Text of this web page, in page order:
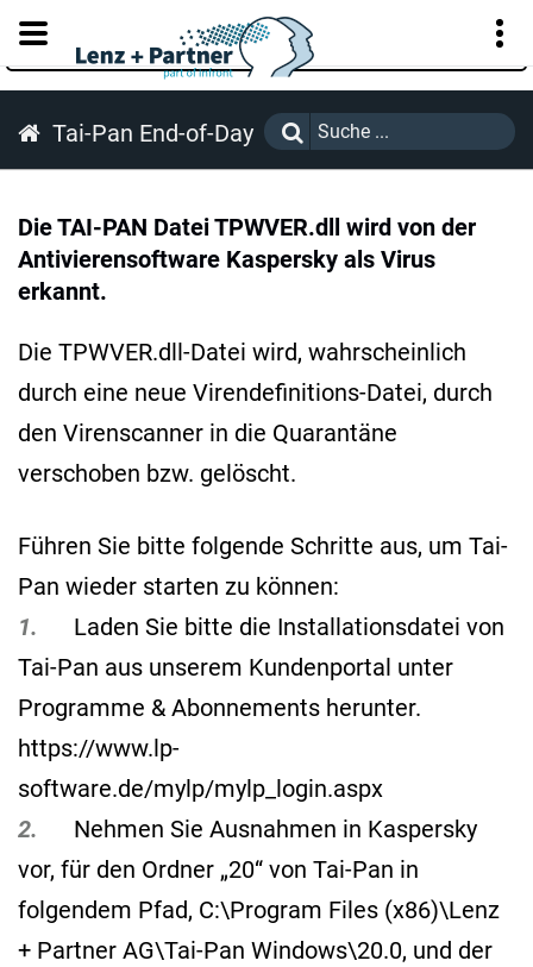
KUNDENPORTAL
Tai-Pan End-of-Day
Die TAI-PAN Datei TPWVER.dll wird von der
Antivierensoftware Kaspersky als Virus
erkannt.
Die TPWVER.dll-Datei wird, wahrscheinlich
durch eine neue Virendefinitions-Datei, durch
den Virenscanner in die Quarantäne
verschoben bzw. gelöscht.
Führen Sie bitte folgende Schritte aus, um Tai-
Pan wieder starten zu können:
1.
Laden Sie bitte die Installationsdatei von
Tai-Pan aus unserem Kundenportal unter
Programme & Abonnements herunter.
https://www.lp-
software.de/mylp/mylp_login.aspx
2.
Nehmen Sie Ausnahmen in Kaspersky
vor, für den Ordner „20“ von Tai-Pan in
folgendem Pfad, C:\Program Files (x86)\Lenz
+ Partner AG\Tai-Pan Windows\20.0, und der